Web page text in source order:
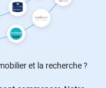
et la recherche ?